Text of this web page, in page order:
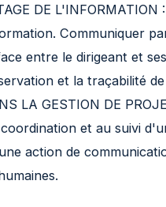
DE
Communiquer
entre le dirigeant et
et la traçabilité
LA GESTION DE
et au suivi
action de